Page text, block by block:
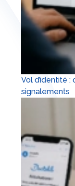
Vol d’identité
signalements